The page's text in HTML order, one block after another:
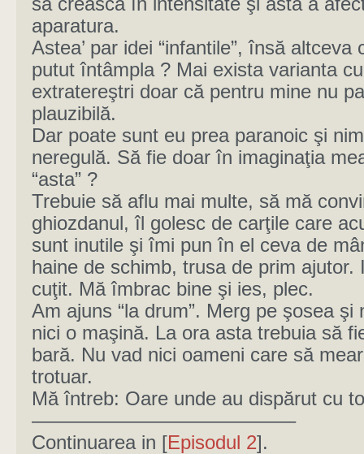
aparatura.
Astea’ par idei “infantile”, însă altceva
putut întâmpla ? Mai exista varianta cu
extratereştri doar că pentru mine nu
plauzibilă.
Dar poate sunt eu prea paranoic şi
neregulă. Să fie doar în imaginaţia
“asta” ?
Trebuie să aflu mai multe, să mă
ghiozdanul, îl golesc de carţile care
sunt inutile şi îmi pun în el ceva de
haine de schimb, trusa de prim ajutor.
cuţit. Mă îmbrac bine şi ies, plec.
Am ajuns “la drum”. Merg pe şosea şi
nici o maşină. La ora asta trebuia să
bară. Nu vad nici oameni care să
trotuar.
Mă întreb: Oare unde au dispărut cu
—————————————–
Continuarea in [Episodul 2].